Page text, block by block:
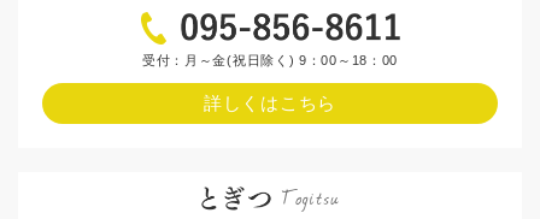
受付：月～金(祝日除く) 9：00～18：00
詳しくはこちら